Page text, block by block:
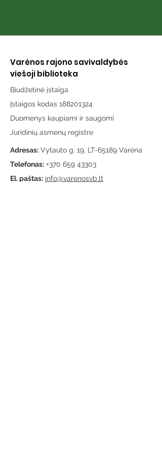
Varėnos rajono savivaldybės
viešoji biblioteka
Biudžetinė įstaiga
Įstaigos kodas 188201324
Duomenys kaupiami ir saugomi
Juridinių asmenų registre
Adresas: Vytauto g. 19, LT-65189 Varėna
Telefonas: +370 659 43303
El. paštas: info@varenosvb.lt